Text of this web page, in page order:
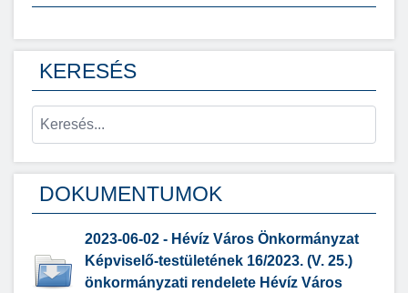
KERESÉS
DOKUMENTUMOK
2023-06-02 - Hévíz Város Önkormányzat
Képviselő-testületének 16/2023. (V. 25.)
önkormányzati rendelete Hévíz Város